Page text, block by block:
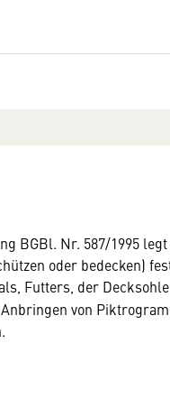
BGBl. Nr. 587/1995
oder bedecken)
Futters, der
von